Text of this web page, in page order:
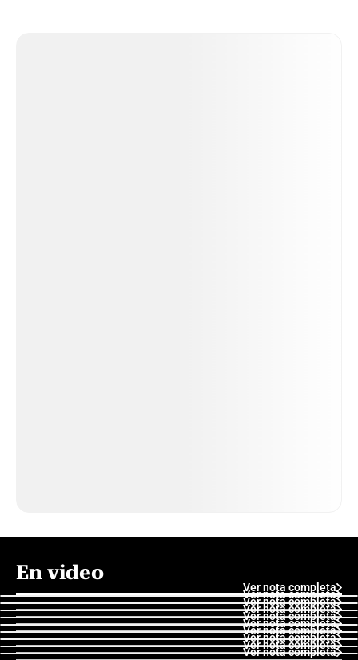
En video
Ver nota completa
Ver nota completa
Ver nota completa
Ver nota completa
Ver nota completa
Ver nota completa
Ver nota completa
Ver nota completa
Ver nota completa
Ver nota completa